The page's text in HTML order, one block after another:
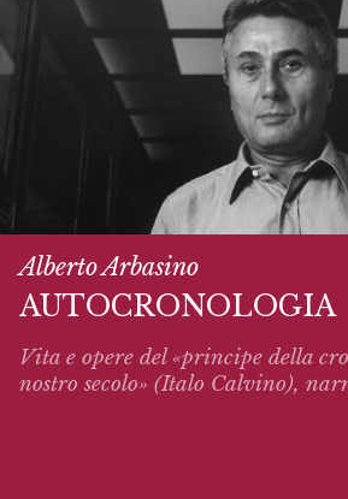
Alberto Arbasino
AUTOCRONOLOGIA
Vita e opere del «principe della
nostro secolo» (Italo Calvino),